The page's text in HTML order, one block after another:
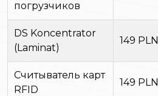
погрузчиков
DS Koncentrator
(Laminat)
149 PLN
Считыватель карт
RFID
149 PLN